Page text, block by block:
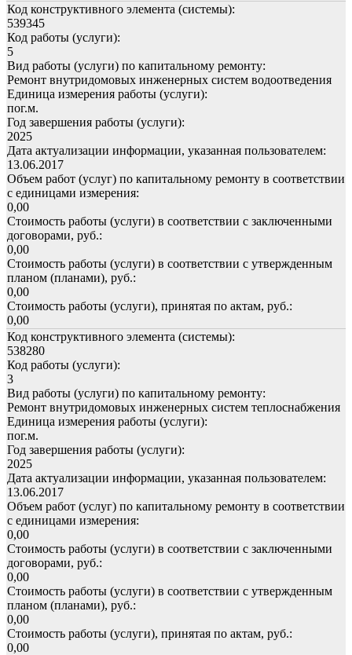
Код конструктивного элемента (системы):
539345
Код работы (услуги):
5
Вид работы (услуги) по капитальному ремонту:
Ремонт внутридомовых инженерных систем водоотведения
Единица измерения работы (услуги):
пог.м.
Год завершения работы (услуги):
2025
Дата актуализации информации, указанная пользователем:
13.06.2017
Объем работ (услуг) по капитальному ремонту в соответствии
с единицами измерения:
0,00
Стоимость работы (услуги) в соответствии с заключенными
договорами, руб.:
0,00
Стоимость работы (услуги) в соответствии с утвержденным
планом (планами), руб.:
0,00
Стоимость работы (услуги), принятая по актам, руб.:
0,00
Код конструктивного элемента (системы):
538280
Код работы (услуги):
3
Вид работы (услуги) по капитальному ремонту:
Ремонт внутридомовых инженерных систем теплоснабжения
Единица измерения работы (услуги):
пог.м.
Год завершения работы (услуги):
2025
Дата актуализации информации, указанная пользователем:
13.06.2017
Объем работ (услуг) по капитальному ремонту в соответствии
с единицами измерения:
0,00
Стоимость работы (услуги) в соответствии с заключенными
договорами, руб.:
0,00
Стоимость работы (услуги) в соответствии с утвержденным
планом (планами), руб.:
0,00
Стоимость работы (услуги), принятая по актам, руб.:
0,00